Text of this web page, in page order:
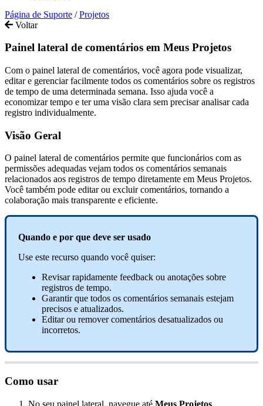
Página de Suporte / Projetos
Voltar
Painel lateral de comentários em Meus Projetos
Com o painel lateral de comentários, você agora pode visualizar,
editar e gerenciar facilmente todos os comentários sobre os registros
de tempo de uma determinada semana. Isso ajuda você a
economizar tempo e ter uma visão clara sem precisar analisar cada
registro individualmente.
Visão Geral
O painel lateral de comentários permite que funcionários com as
permissões adequadas vejam todos os comentários semanais
relacionados aos registros de tempo diretamente em Meus Projetos.
Você também pode editar ou excluir comentários, tornando a
colaboração mais transparente e eficiente.
Quando e por que deve ser usado
Use este recurso quando você quiser:
Revisar rapidamente feedback ou anotações sobre
registros de tempo.
Garantir que todos os comentários semanais estejam
precisos e atualizados.
Editar ou remover comentários desatualizados ou
incorretos.
Como usar
No seu painel lateral, navegue até Meus Projetos